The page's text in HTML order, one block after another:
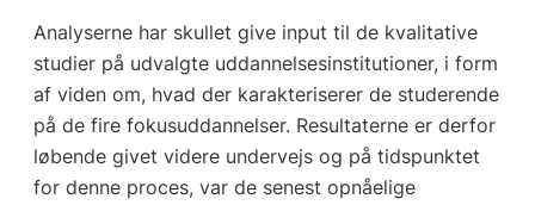
Analyserne har skullet give input til de kvalitative
studier på udvalgte uddannelsesinstitutioner, i form
af viden om, hvad der karakteriserer de studerende
på de fire fokusuddannelser. Resultaterne er derfor
løbende givet videre undervejs og på tidspunktet
for denne proces, var de senest opnåelige